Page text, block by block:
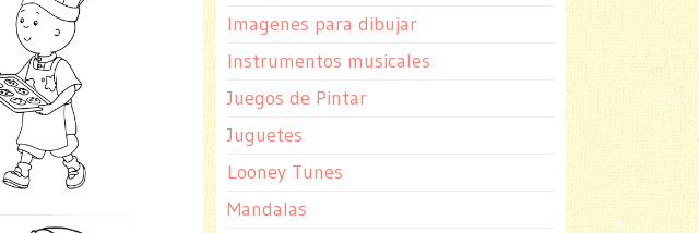
Imagenes para dibujar
Instrumentos musicales
Juegos de Pintar
Juguetes
Looney Tunes
Mandalas